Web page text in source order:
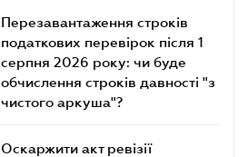
Перезавантаження строків
податкових перевірок після 1
серпня 2026 року: чи буде
обчислення строків давності "з
чистого аркуша"?
Оскаржити акт ревізії